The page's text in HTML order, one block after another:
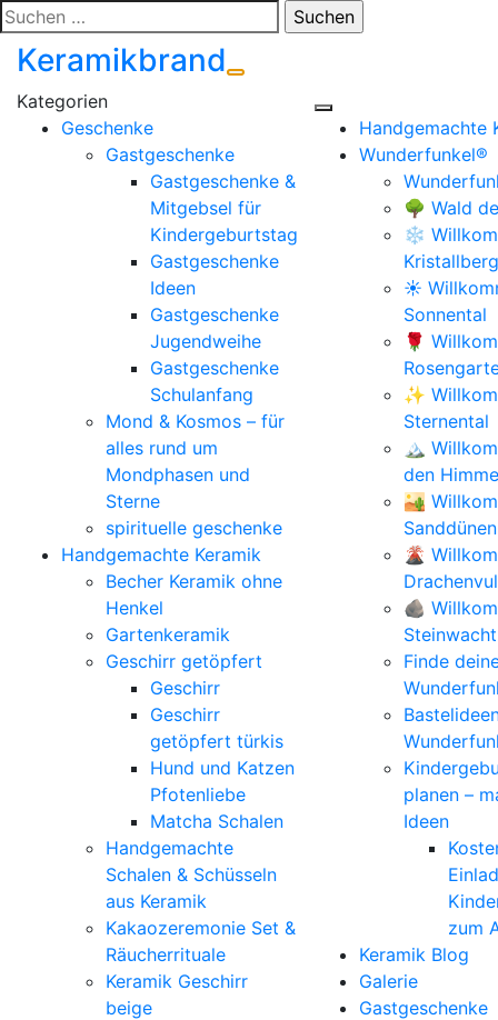
Zum
Inhalt
springen
Suchen
nach:
Keramikbrand
Geschenke
Gastgeschenke
Gastgeschenke &
Mitgebsel für
Kindergeburtstag
Gastgeschenke
Ideen
Gastgeschenke
Jugendweihe
Gastgeschenke
Schulanfang
Mond & Kosmos – für
alles rund um
Mondphasen und
Sterne
spirituelle geschenke
Handgemachte Keramik
Becher Keramik ohne
Henkel
Gartenkeramik
Geschirr getöpfert
Geschirr
Geschirr
getöpfert türkis
Hund und Katzen
Pfotenliebe
Matcha Schalen
Handgemachte
Schalen & Schüsseln
aus Keramik
Kakaozeremonie Set &
Räucherrituale
Keramik Geschirr
beige
Handgemachte
Wunderfunkel®
🌳 Wald
❄️
☀️
Sonnental
🌹
✨
Sternental
🏔️
den
🏜️
Sanddünen
🌋
🪨
Steinwacht
Finde
planen –
Ideen
zum
Keramik Blog
Galerie
Gastgeschenke